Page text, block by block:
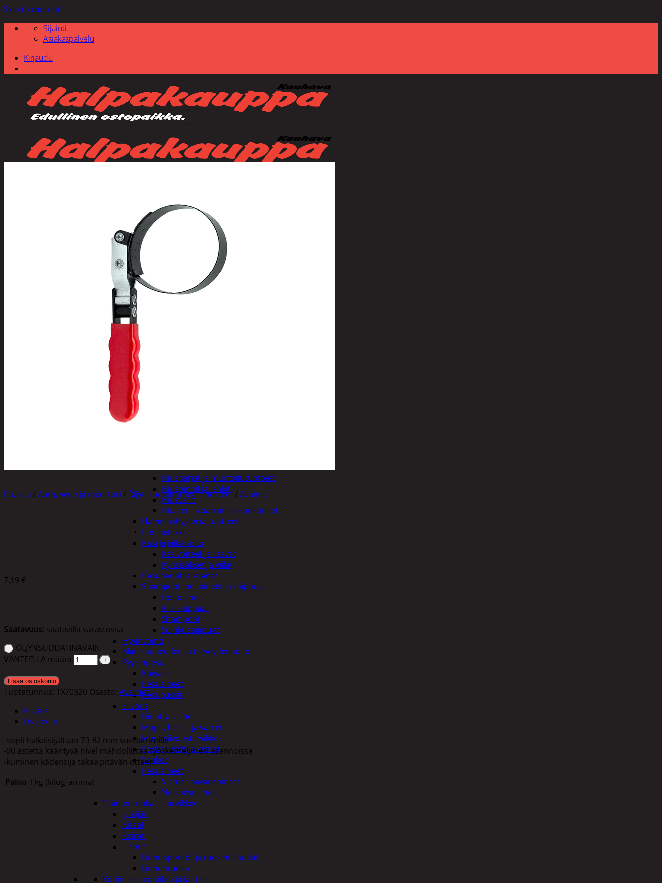
Skip to content
Sijainti
Asiakaspalvelu
Kirjaudu
Poistotuotteet
Kausituotteet
Joulu
Joulu- ja kausivalot
Marjastus
Talvi
Päivittäistavarat
Apuvälineet
Hiusharjat ja muotoilutuotteet
Hiuspinnit ja lenkit
Hiusvärit
Hiusten ja parranleikkuukoneet
Hammashygienia tuotteet
Kosmetiikka
Käsi ja jalkahoito
Käsivoiteet ja rasvat
Kynsisakset ja viilat
Pesuharjat ja -sienet
Shampoot, hoitaineet ja saippuat
Hoitoaineet
Käsisaippuat
Shampoot
Suihkusaippuat
Hyvinvointi
Muu kauneuden ja terveydenhoito
Pyykinpesu
Kuivaus
Pesuaineet
Pesupussit
Siivous
Liinat ja sienet
Mopit, harjat ja varret
Muut siivoustarvikkeet
Roskapussit ja -astiat
Sankot
Pesuaineet
Viemärinavausaineet
Yleispesuaineet
Eläintenruoka ja tarvikkeet
Jyrsijät
Kissat
Koirat
Linnut
Linnunpöntöt ja ruokintalaudat
Linnunruoka
Kodin elektroniikka ja laitteet
Etusivu / Auto, vene ja moottori / Öljyt, suodattimet ja nesteet / Avaimet
ÖLJYNSUODATINAVAIN VANTEELLA
7,19 €
Saatavuus: saatavilla varastossa
ÖLJYNSUODATINAVAIN
VANTEELLA määrä
Lisää ostoskoriin
Tuotetunnus: TX70320 Osasto: Avaimet
Kuvaus
Lisätiedot
-sopii halkaisijaltaan 73-82 mm suodattimille
-90 astetta kääntyvä nivel mahdollistaa työskentelyn eri asennoissa
-kuminen kädensija takaa pitävän otteen
Paino 1 kg (kilogramma)